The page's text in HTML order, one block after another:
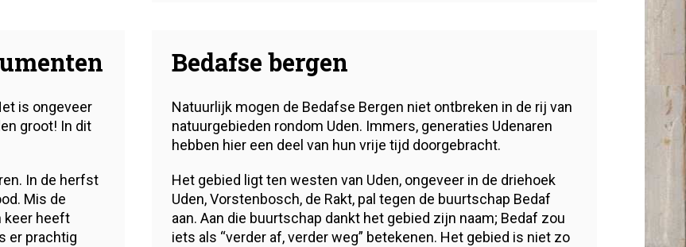
is ongeveer
groot! In dit
In de herfst
Mis de
keer heeft
er prachtig
Bedafse bergen
Natuurlijk mogen de Bedafse Bergen niet ontbreken in de rij van
natuurgebieden rondom Uden. Immers, generaties Udenaren
hebben hier een deel van hun vrije tijd doorgebracht.
Het gebied ligt ten westen van Uden, ongeveer in de driehoek
Uden, Vorstenbosch, de Rakt, pal tegen de buurtschap Bedaf
aan. Aan die buurtschap dankt het gebied zijn naam; Bedaf zou
iets als “verder af, verder weg” betekenen. Het gebied is niet zo